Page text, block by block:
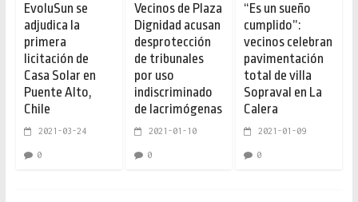
EvoluSun se
adjudica la
primera
licitación de
Casa Solar en
Puente Alto,
Chile
2021-03-24
0
Vecinos de Plaza
Dignidad acusan
desprotección
de tribunales
por uso
indiscriminado
de lacrimógenas
2021-01-10
0
“Es un sueño
cumplido”:
vecinos celebran
pavimentación
total de villa
Sopraval en La
Calera
2021-01-09
0